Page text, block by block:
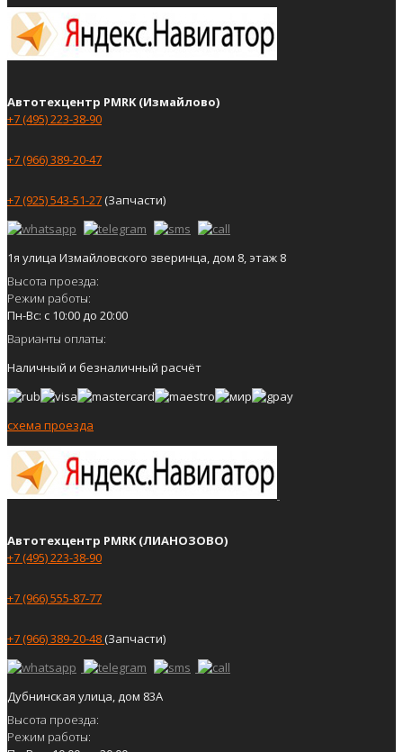
Автотехцентр PMRK (Измайлово)
+7 (495) 223-38-90
+7 (966) 389-20-47
+7 (925) 543-51-27(Запчасти)
1я улица Измайловского зверинца, дом 8, этаж 8
Высота проезда:
Режим работы:
Пн-Вс: с 10:00 до 20:00
Варианты оплаты:
Наличный и безналичный расчёт
схема проезда
Автотехцентр PMRK (ЛИАНОЗОВО)
+7 (495) 223-38-90
+7 (966) 555-87-77
+7 (966) 389-20-48(Запчасти)
Дубнинская улица, дом 83А
Высота проезда:
Режим работы: